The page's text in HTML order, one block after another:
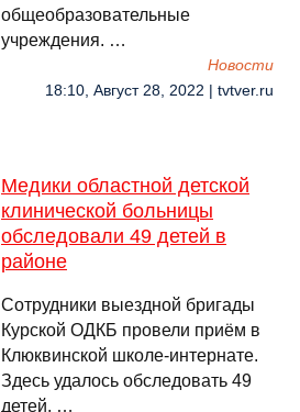
общеобразовательные
учреждения. …
Новости
18:10, Август 28, 2022 | tvtver.ru
Медики областной детской
клинической больницы
обследовали 49 детей в
районе
Сотрудники выездной бригады
Курской ОДКБ провели приём в
Клюквинской школе-интернате.
Здесь удалось обследовать 49
детей. …